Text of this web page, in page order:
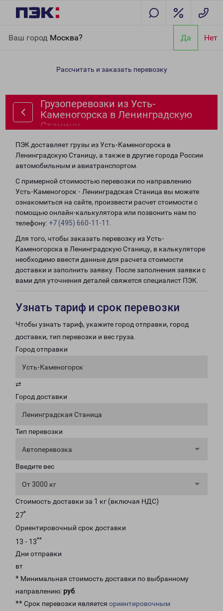
Ваш город Москва? Да Нет
в Ленинградскую Станицу
Рассчитать и заказать перевозку
Грузоперевозки из Усть-
Каменогорска в Ленинградскую
Станицу
ПЭК доставляет грузы из Усть-Каменогорска в
Ленинградскую Станицу, а также в другие города России
автомобильным и авиатранспортом.
С примерной стоимостью перевозки по направлению
Усть-Каменогорск - Ленинградская Станица вы можете
ознакомиться на сайте, произвести расчет стоимости с
помощью онлайн-калькулятора или позвонить нам по
телефону: +7 (495) 660-11-11
Для того, чтобы заказать перевозку из Усть-
Каменогорска в Ленинградскую Станицу, в калькуляторе
необходимо ввести данные для расчета стоимости
доставки и заполнить заявку. После заполнения заявки с
вами для уточнения деталей свяжется специалист ПЭК.
Узнать тариф и срок перевозки
Чтобы узнать тариф, укажите город отправки, город
доставки, тип перевозки и вес груза.
Город отправки
Усть-Каменогорск
⇄
Город доставки
Ленинградская Станица
Тип перевозки
Автоперевозка
Введите вес
От 3000 кг
Стоимость доставки за 1 кг (включая НДС)
27*
Ориентировочный срок доставки
13 - 13**
Дни отправки
вт
* Минимальная стоимость доставки по выбранному
направлению: руб.
** Срок перевозки является ориентировочным